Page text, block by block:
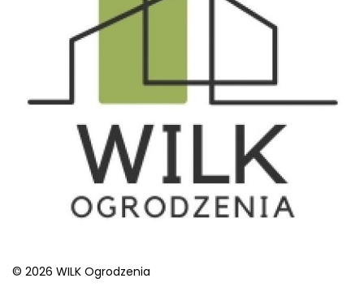
© 2026 WILK Ogrodzenia